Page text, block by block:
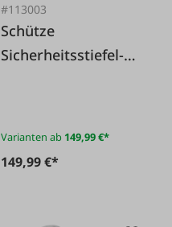
#113003
Schütze
Sicherheitsstiefel-
Varianten ab 149,99 €*
149,99 €*